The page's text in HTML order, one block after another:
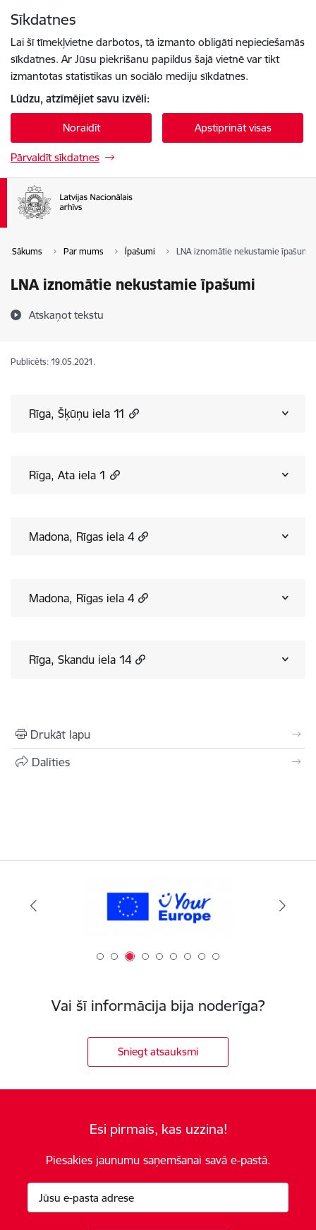
Sīkdatnes
Lai šī tīmekļvietne darbotos, tā izmanto obligāti nepieciešamās
sīkdatnes. Ar Jūsu piekrišanu papildus šajā vietnē var tikt
izmantotas statistikas un sociālo mediju sīkdatnes.
Lūdzu, atzīmējiet savu izvēli:
Noraidīt Apstiprināt visas
Pārvaldīt sīkdatnes
Sākums Par mums Īpašumi LNA iznomātie nekustamie īpašumi
LNA iznomātie nekustamie īpašumi
Atskaņot tekstu
Publicēts: 19.05.2021.
Rīga, Šķūņu iela 11
Rīga, Ata iela 1
Madona, Rīgas iela 4
Madona, Rīgas iela 4
Rīga, Skandu iela 14
Drukāt lapu
Dalīties
Vai šī informācija bija noderīga?
Sniegt atsauksmi
Esi pirmais, kas uzzina!
Piesakies jaunumu saņemšanai savā e-pastā.